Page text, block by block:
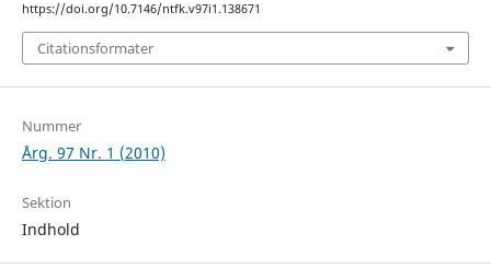
https://doi.org/10.7146/ntfk.v97i1.138671
Citationsformater
Nummer
Årg. 97 Nr. 1 (2010)
Sektion
Indhold